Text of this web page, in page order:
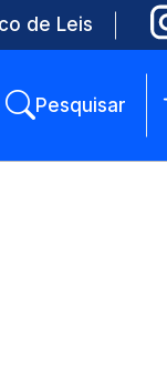
de Leis
Pesquisar